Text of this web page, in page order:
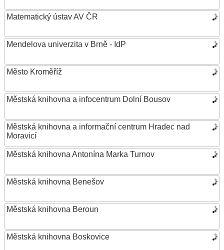
Matematický ústav AV ČR
Mendelova univerzita v Brně - IdP
Město Kroměříž
Městská knihovna a infocentrum Dolní Bousov
Městská knihovna a informační centrum Hradec nad
Moravicí
Městská knihovna Antonína Marka Turnov
Městská knihovna Benešov
Městská knihovna Beroun
Městská knihovna Boskovice